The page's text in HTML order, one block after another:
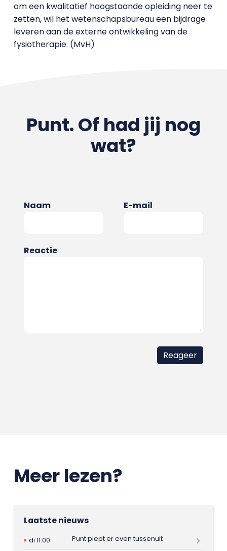
om een kwalitatief hoogstaande opleiding neer te
zetten, wil het wetenschapsbureau een bijdrage
leveren aan de externe ontwikkeling van de
fysiotherapie. (MvH)
Punt. Of had jij nog
wat?
Naam E-mail
Reactie
Meer lezen?
Laatste nieuws
di 11:00
Punt piept er even tussenuit